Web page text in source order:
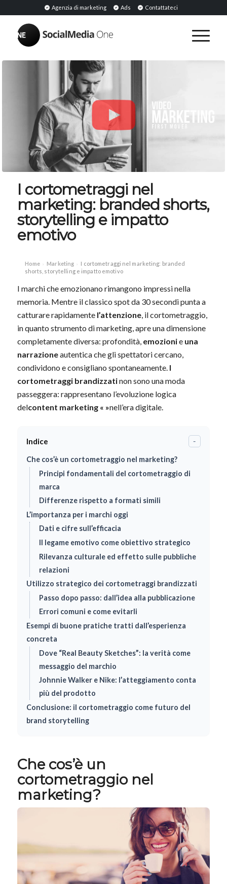
Agenzia di marketing Ads Contattateci
I cortometraggi nel
marketing: branded shorts,
storytelling e impatto
emotivo
Home › Marketing › I cortometraggi nel marketing: branded
shorts, storytelling e impatto emotivo
I marchi che emozionano rimangono impressi nella
memoria. Mentre il classico spot da 30 secondi punta a
catturare rapidamente l’attenzione, il cortometraggio,
in quanto strumento di marketing, apre una dimensione
completamente diversa: profondità, emozionie una
narrazioneautentica che gli spettatori cercano,
condividono e consigliano spontaneamente. I
cortometraggi brandizzatinon sono una moda
passeggera: rappresentano l’evoluzione logica
delcontent marketing « »nell’era digitale.
Indice -
Che cos’è un cortometraggio nel marketing?
Principi fondamentali del cortometraggio di
marca
Differenze rispetto a formati simili
L’importanza per i marchi oggi
Dati e cifre sull’efficacia
Il legame emotivo come obiettivo strategico
Rilevanza culturale ed effetto sulle pubbliche
relazioni
Utilizzo strategico dei cortometraggi brandizzati
Passo dopo passo: dall’idea alla pubblicazione
Errori comuni e come evitarli
Esempi di buone pratiche tratti dall’esperienza
concreta
Dove “Real Beauty Sketches”: la verità come
messaggio del marchio
Johnnie Walker e Nike: l’atteggiamento conta
più del prodotto
Conclusione: il cortometraggio come futuro del
brand storytelling
Che cos’è un
cortometraggio nel
marketing?